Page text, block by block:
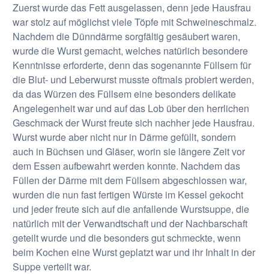
Zuerst wurde das Fett ausgelassen, denn jede Hausfrau
war stolz auf möglichst viele Töpfe mit Schweineschmalz.
Nachdem die Dünndärme sorgfältig gesäubert waren,
wurde die Wurst gemacht, welches natürlich besondere
Kenntnisse erforderte, denn das sogenannte Füllsem für
die Blut- und Leberwurst musste oftmals probiert werden,
da das Würzen des Füllsem eine besonders delikate
Angelegenheit war und auf das Lob über den herrlichen
Geschmack der Wurst freute sich nachher jede Hausfrau.
Wurst wurde aber nicht nur in Därme gefüllt, sondern
auch in Büchsen und Gläser, worin sie längere Zeit vor
dem Essen aufbewahrt werden konnte. Nachdem das
Füllen der Därme mit dem Füllsem abgeschlossen war,
wurden die nun fast fertigen Würste im Kessel gekocht
und jeder freute sich auf die anfallende Wurstsuppe, die
natürlich mit der Verwandtschaft und der Nachbarschaft
geteilt wurde und die besonders gut schmeckte, wenn
beim Kochen eine Wurst geplatzt war und ihr Inhalt in der
Suppe verteilt war.